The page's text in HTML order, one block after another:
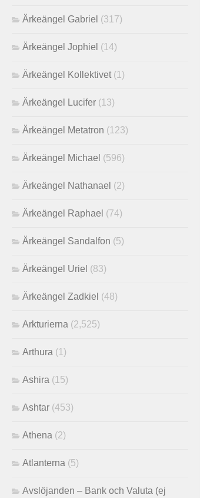
Ärkeängel Gabriel (317)
Ärkeängel Jophiel (14)
Ärkeängel Kollektivet (1)
Ärkeängel Lucifer (13)
Ärkeängel Metatron (123)
Ärkeängel Michael (596)
Ärkeängel Nathanael (2)
Ärkeängel Raphael (74)
Ärkeängel Sandalfon (5)
Ärkeängel Uriel (83)
Ärkeängel Zadkiel (48)
Arkturierna (2,525)
Arthura (1)
Ashira (15)
Ashtar (453)
Athena (2)
Atlanterna (5)
Avslöjanden – Bank och Valuta (ej